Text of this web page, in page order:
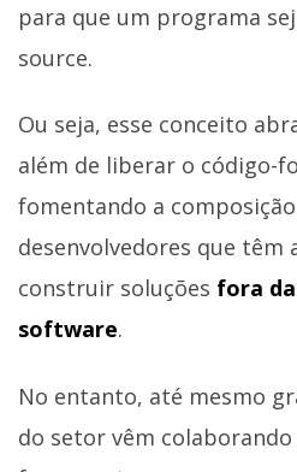
para que um programa
source.
Ou seja, esse conceito
além de liberar o código-
fomentando a
desenvolvedores que têm
construir soluções fora
software.
No entanto, até mesmo
do setor vêm